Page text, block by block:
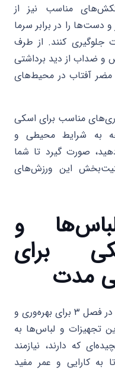
مناسب نیز از
را در برابر سرما
جلوگیری کنند. از طرف
و ضداب از دید برداشتی
مضر آفتاب در محیط‌های
مناسب برای اسکی
به شرایط محیطی و
صورت گیرد تا شما
این ورزش‌های
و
برای
مدت
مراقبت از لباس‌ها و تجهیزات اسکی در فصل ۳ برای بهره‌وری و
تجهیزات و لباس‌ها به
که دارند، نیازمند
به کارایی و عمر مفید